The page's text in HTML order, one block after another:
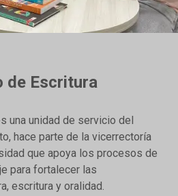
de Escritura
una unidad de servicio del
hace parte de la vicerrectoría
que apoya los procesos de
para fortalecer las
escritura y oralidad.